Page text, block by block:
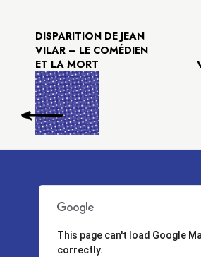
DISPARITION DE JEAN
VILAR – LE COMÉDIEN
ET LA MORT
This page can't load Google
correctly.